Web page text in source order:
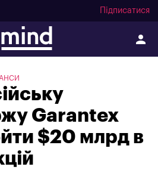
Підписатися
Garantex
$20 млрд в